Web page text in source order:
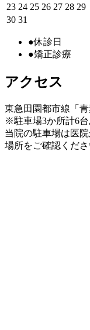
23 24 25 26 27 28 29
30 31
●休診日
●矯正診療
アクセス
東急田園都市線「
※駐車場3か所計6台
当院の駐車場は医
場所をご確認くださ